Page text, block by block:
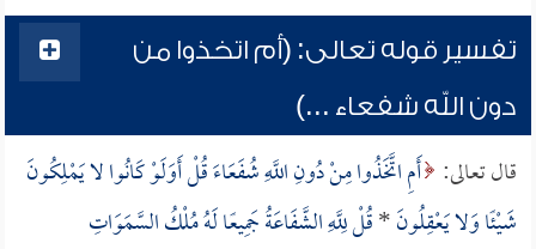
تفسير قوله تعالى: (أم اتخذوا من
دون الله شفعاء ...)
قال تعالى: أَمِ اتَّخَذُوا مِنْ دُونِ اللَّهِ شُفَعَاءَ قُلْ أَوَلَوْ كَانُوا لا يَمْلِكُونَ
شَيْئًا وَلا يَعْقِلُونَ*قُلْ لِلَّهِ الشَّفَاعَةُ جَمِيعًا لَهُ مُلْكُ السَّمَوَاتِ